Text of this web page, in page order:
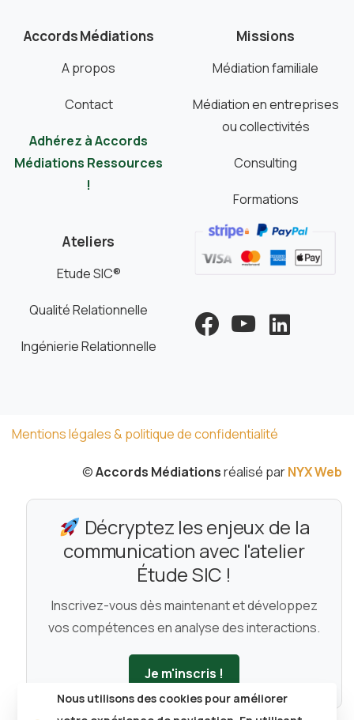
Accords Médiations
A propos
Contact
Adhérez à Accords
Médiations Ressources
!
Missions
Médiation familiale
Médiation en entreprises
ou collectivités
Consulting
Formations
Ateliers
Etude SIC®
Qualité Relationnelle
Ingénierie Relationnelle
Mentions légales & politique de confidentialité
©Accords Médiationsréalisé parNYX Web
Décryptez les enjeux de la
communication avec l'atelier
Étude SIC !
Inscrivez-vous dès maintenant et développez
vos compétences en analyse des interactions.
Je m'inscris !
Nous utilisons des cookies pour améliorer